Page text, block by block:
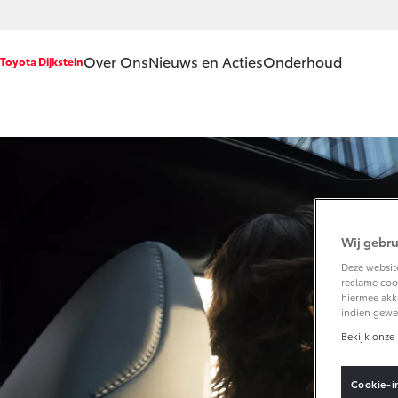
Toyota DijksteinOver Ons
Klantbeoordelingen
Contact en
Nieuws en ActiesOnderhoud
Onderhoud op
APK
Aircoservice
Vakantiecheck
Hybride
Toyota
Wij
Deze
reclame
hiermee
indien
Bekijk onze
Cookie-